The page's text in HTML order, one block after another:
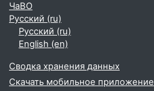
ЧаВО
Русский ‎(ru)‎
Русский ‎(ru)‎
English ‎(en)‎
Сводка хранения данных
Скачать мобильное приложение